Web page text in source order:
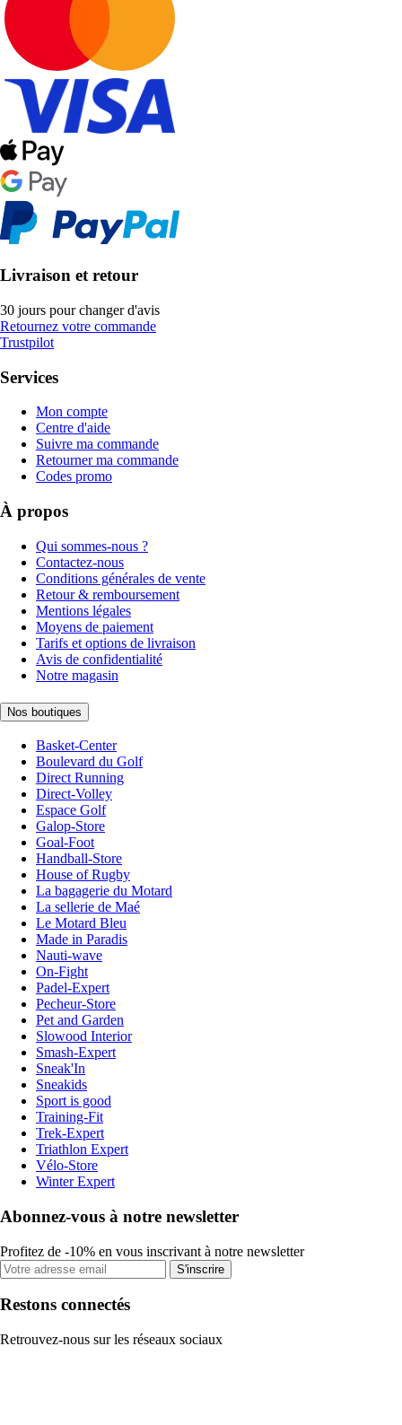
Livraison et retour
30 jours pour changer d'avis
Retournez votre commande
Trustpilot
Services
Mon compte
Centre d'aide
Suivre ma commande
Retourner ma commande
Codes promo
À propos
Qui sommes-nous ?
Contactez-nous
Conditions générales de vente
Retour & remboursement
Mentions légales
Moyens de paiement
Tarifs et options de livraison
Avis de confidentialité
Notre magasin
Nos boutiques
Basket-Center
Boulevard du Golf
Direct Running
Direct-Volley
Espace Golf
Galop-Store
Goal-Foot
Handball-Store
House of Rugby
La bagagerie du Motard
La sellerie de Maé
Le Motard Bleu
Made in Paradis
Nauti-wave
On-Fight
Padel-Expert
Pecheur-Store
Pet and Garden
Slowood Interior
Smash-Expert
Sneak'In
Sneakids
Sport is good
Training-Fit
Trek-Expert
Triathlon Expert
Vélo-Store
Winter Expert
Abonnez-vous à notre newsletter
Profitez de -10% en vous inscrivant à notre newsletter
S'inscrire
Restons connectés
Retrouvez-nous sur les réseaux sociaux